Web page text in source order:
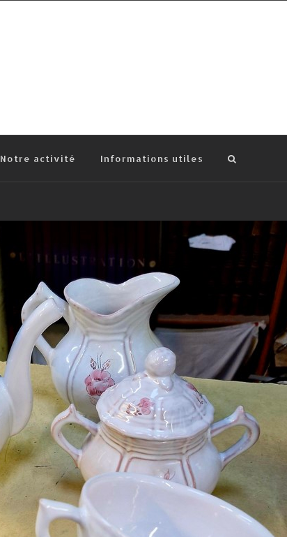
Notre activité Informations utiles